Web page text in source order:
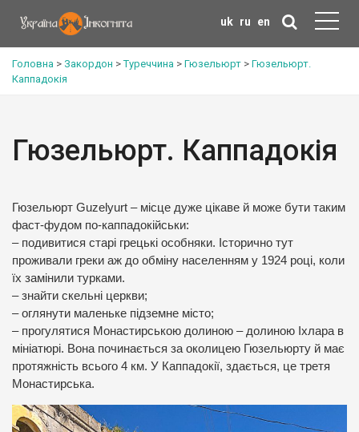
uk ru en
Головна > Закордон >Туреччина > Гюзельюрт > Гюзельюрт.
Каппадокія
Гюзельюрт. Каппадокія
Гюзельюрт Guzelyurt – місце дуже цікаве й може бути таким
фаст-фудом по-каппадокійськи:
– подивитися старі грецькі особняки. Історично тут
проживали греки аж до обміну населенням у 1924 році, коли
їх замінили турками.
– знайти скельні церкви;
– оглянути маленьке підземне місто;
– прогулятися Монастирською долиною – долиною Іхлара в
мініатюрі. Вона починається за околицею Гюзельюрту й має
протяжність всього 4 км. У Каппадокії, здається, це третя
Монастирська.